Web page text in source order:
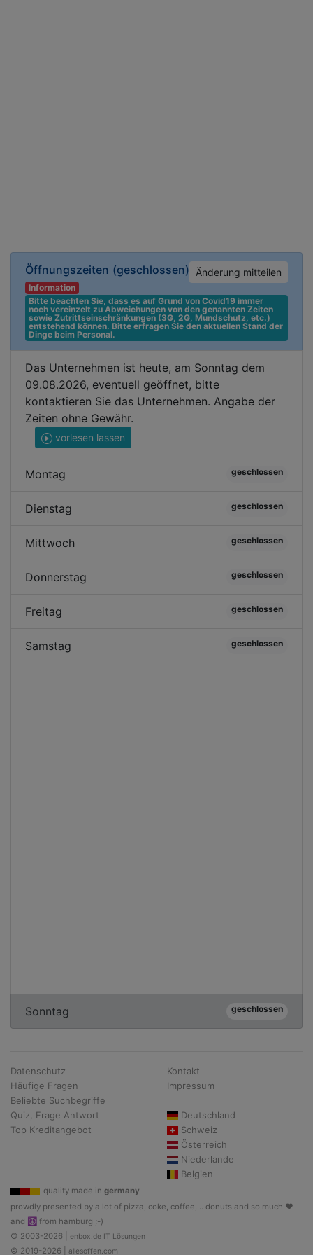
Öffnungszeiten (geschlossen) Änderung mitteilen
Information
Bitte beachten Sie, dass es auf Grund von Covid19 immer
noch vereinzelt zu Abweichungen von den genannten Zeiten
sowie Zutrittseinschränkungen (3G, 2G, Mundschutz, etc.)
entstehend können. Bitte erfragen Sie den aktuellen Stand der
Dinge beim Personal.
Das Unternehmen ist heute, am Sonntag dem
09.08.2026, eventuell geöffnet, bitte
kontaktieren Sie das Unternehmen. Angabe der
Zeiten ohne Gewähr.
vorlesen lassen
Montag geschlossen
Dienstag geschlossen
Mittwoch geschlossen
Donnerstag geschlossen
Freitag geschlossen
Samstag geschlossen
Sonntag geschlossen
Datenschutz
Häufige Fragen
Beliebte Suchbegriffe
Quiz, Frage Antwort
Top Kreditangebot
Kontakt
Impressum
Deutschland
Schweiz
Österreich
Niederlande
Belgien
quality made in germany
prowdly presented by a lot of pizza, coke, coffee, .. donuts and so much ♥
and ☮ from hamburg ;-)
© 2003-2026 | enbox.de IT Lösungen
© 2019-2026 | allesoffen.com